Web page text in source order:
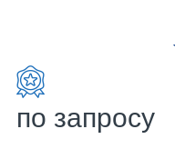
по запросу